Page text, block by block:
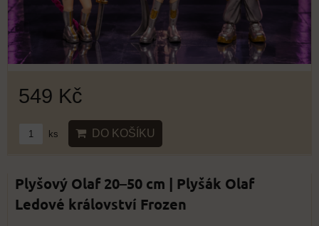
549 Kč
ks DO KOŠÍKU
Plyšový Olaf 20–50 cm | Plyšák Olaf
Ledové království Frozen